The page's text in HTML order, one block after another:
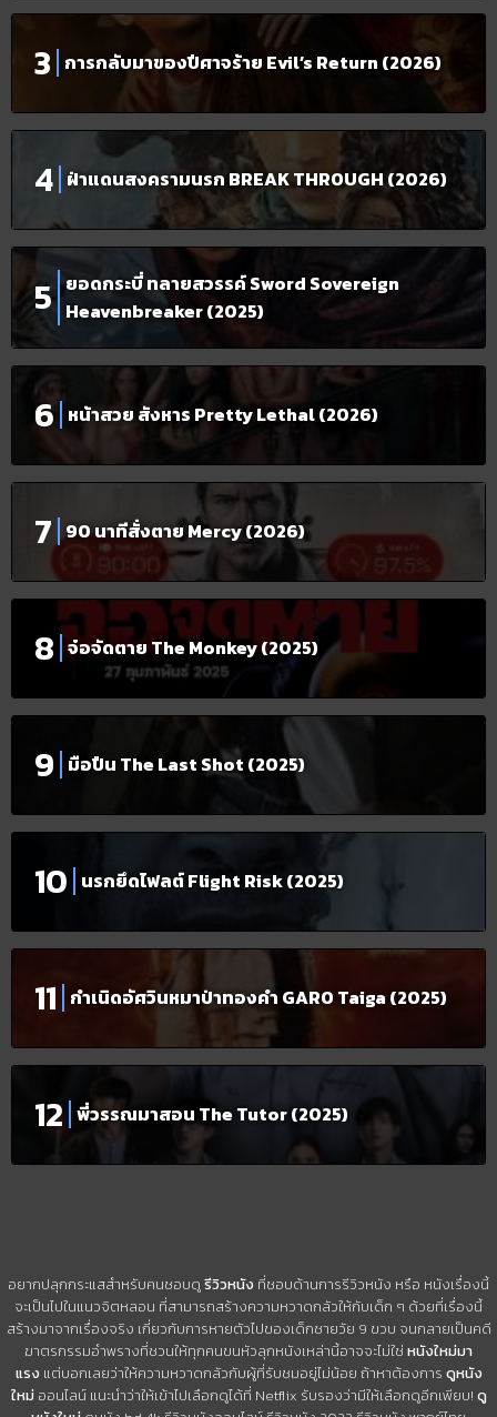
การกลับมาของปีศาจร้าย Evil’s Return (2026)
ฝ่าแดนสงครามนรก BREAK THROUGH (2026)
ยอดกระบี่ ทลายสวรรค์ Sword Sovereign
Heavenbreaker (2025)
หน้าสวย สังหาร Pretty Lethal (2026)
90 นาทีสั่งตาย Mercy (2026)
จ๋อจัดตาย The Monkey (2025)
มือปืน The Last Shot (2025)
นรกยึดไฟลต์ Flight Risk (2025)
กำเนิดอัศวินหมาป่าทองคำ GARO Taiga (2025)
พี่วรรณมาสอน The Tutor (2025)
อยากปลุกกระแสสำหรับคนชอบดูรีวิวหนัง ที่ชอบด้านการรีวิวหนัง หรือ หนังเรื่องนี้
จะเป็นไปในแนวจิตหลอน ที่สามารถสร้างความหวาดกลัวให้กับเด็ก ๆ ด้วยที่เรื่องนี้
สร้างมาจากเรื่องจริง เกี่ยวกับการหายตัวไปของเด็กชายวัย 9 ขวบ จนกลายเป็นคดี
ฆาตรกรรมอำพรางที่ชวนให้ทุกคนขนหัวลุกหนังเหล่านี้อาจจะไม่ใช่ หนังใหม่มา
แรง แต่บอกเลยว่าให้ความหวาดกลัวกับผู้ที่รับชมอยู่ไม่น้อย ถ้าหาต้องการ ดูหนัง
ใหม่ ออนไลน์ แนะนำว่าให้เข้าไปเลือกดูได้ที่ Netflix รับรองว่ามีให้เลือกดูอีกเพียบ! ดู